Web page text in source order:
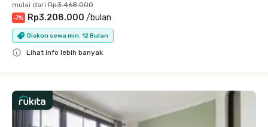
mulai dari Rp3.468.000
-7% Rp3.208.000 /bulan
Diskon sewa min. 12 Bulan
Lihat info lebih banyak